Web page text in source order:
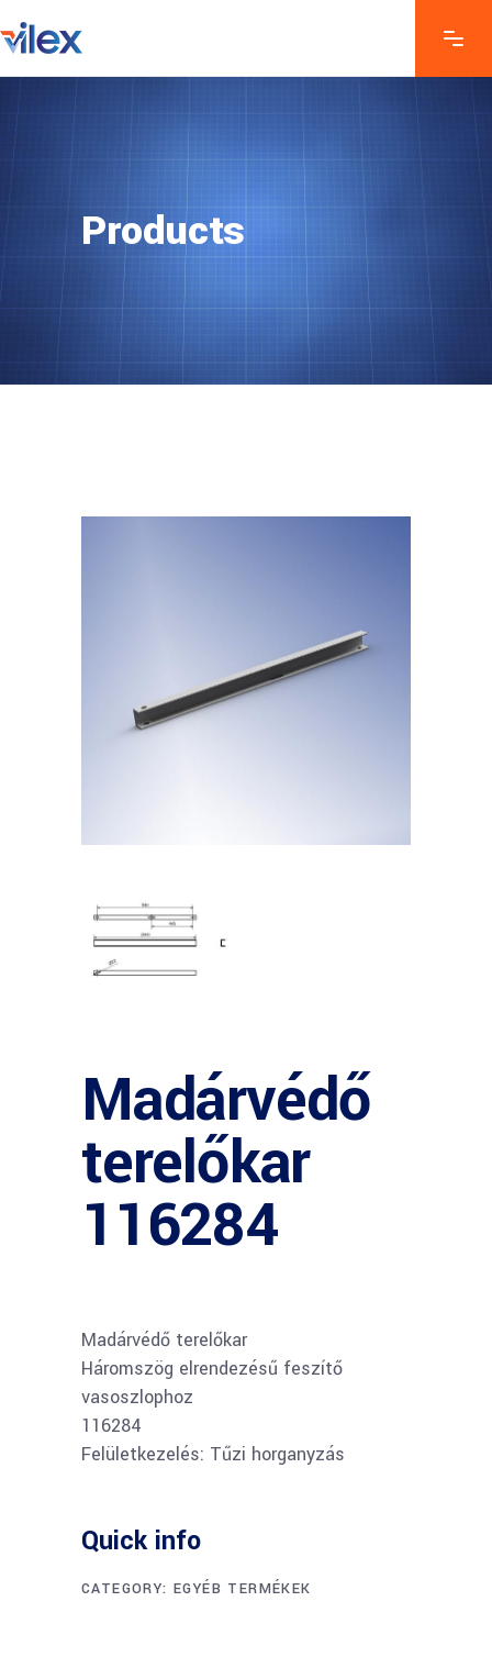
Products
Madárvédő
terelőkar
116284
Madárvédő terelőkar
Háromszög elrendezésű feszítő
vasoszlophoz
116284
Felületkezelés: Tűzi horganyzás
Quick info
CATEGORY:EGYÉB TERMÉKEK